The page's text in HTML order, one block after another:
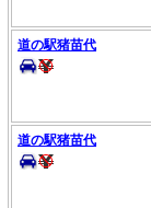
道の駅猪苗代
道の駅猪苗代